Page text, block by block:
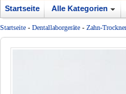
Startseite Alle Kategorien
Startseite - Dentallaborgeräte - Zahn-Trockner